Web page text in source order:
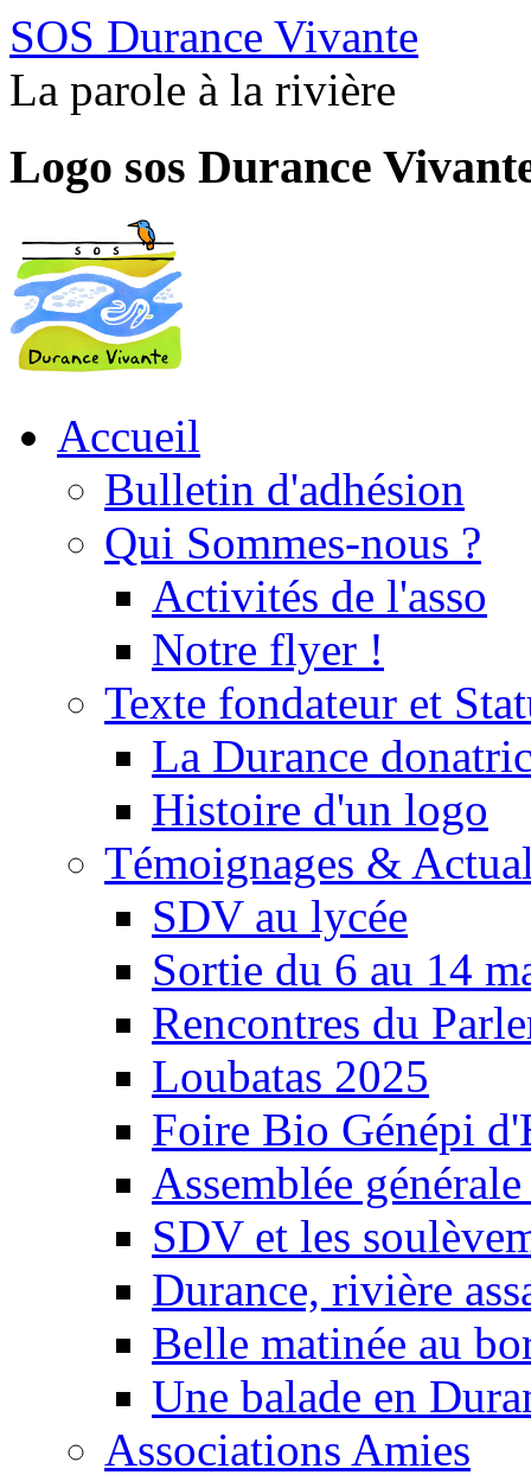
SOS Durance Vivante
La parole à la rivière
Logo sos Durance
Accueil
Bulletin d'adhésion
Qui Sommes-nous ?
Activités de l'asso
Notre flyer !
Texte fondateur et
La Durance
Histoire d'un logo
Témoignages &
SDV au lycée
Sortie du 6 au 14
Rencontres du
Loubatas 2025
Foire Bio Génépi
Assemblée
SDV et les
Durance, rivière
Belle matinée au
Une balade en
Associations Amies